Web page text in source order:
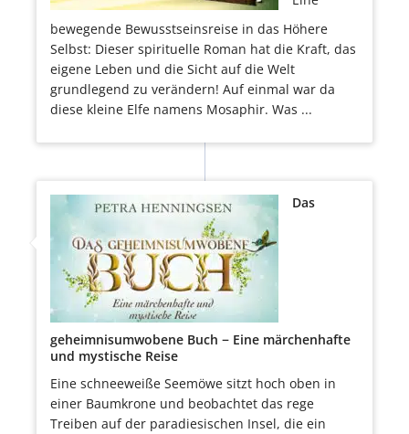
bewegende Bewusstseinsreise in das Höhere
Selbst: Dieser spirituelle Roman hat die Kraft, das
eigene Leben und die Sicht auf die Welt
grundlegend zu verändern! Auf einmal war da
diese kleine Elfe namens Mosaphir. Was ...
Das
geheimnisumwobene Buch − Eine märchenhafte
und mystische Reise
Eine schneeweiße Seemöwe sitzt hoch oben in
einer Baumkrone und beobachtet das rege
Treiben auf der paradiesischen Insel, die ein